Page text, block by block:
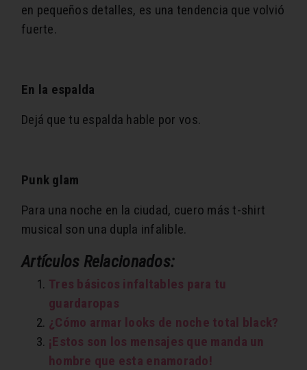
en pequeños detalles, es una tendencia que volvió
fuerte.
En la espalda
Dejá que tu espalda hable por vos.
Punk glam
Para una noche en la ciudad, cuero más t-shirt
musical son una dupla infalible.
Artículos Relacionados:
Tres básicos infaltables para tu
guardaropas
¿Cómo armar looks de noche total black?
¡Estos son los mensajes que manda un
hombre que esta enamorado!